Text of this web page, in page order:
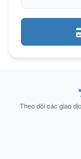
Theo dõi các giao